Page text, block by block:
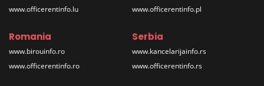
www.officerentinfo.lu
www.officerentinfo.pl
Romania
www.birouinfo.ro
www.officerentinfo.ro
Serbia
www.kancelarijainfo.rs
www.officerentinfo.rs